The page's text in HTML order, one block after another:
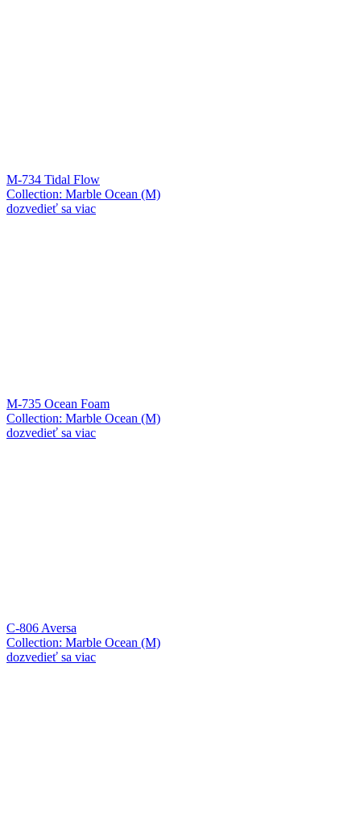
M-734 Tidal Flow
Collection: Marble Ocean (M)
dozvedieť sa viac
M-735 Ocean Foam
Collection: Marble Ocean (M)
dozvedieť sa viac
C-806 Aversa
Collection: Marble Ocean (M)
dozvedieť sa viac